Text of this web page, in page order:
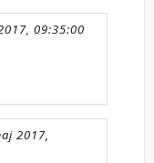
09:35:00
2017,